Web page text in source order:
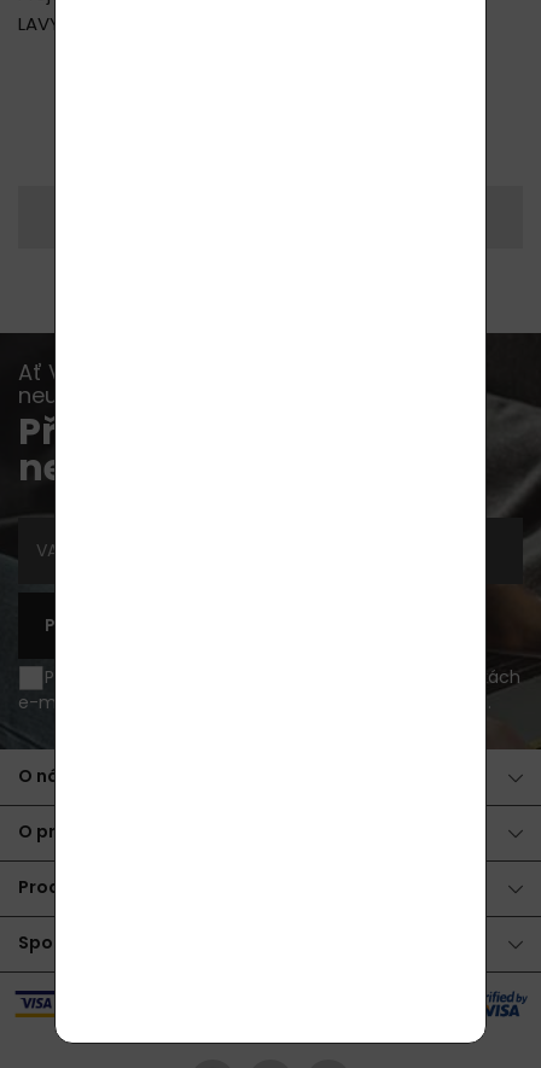
LAVYcosmetics.com
Ať Vám již žádná akce, novinka nebo rada
neunikne...
Přihlaste se k odběru
newsletterů
PŘIHLÁSIT SE K ODBĚRU
Přeji si být informován o novinkách a akčních nabídkách
e-mailem a souhlasím se
.
O nákupu
O produktech
Produkty
Spolupráce